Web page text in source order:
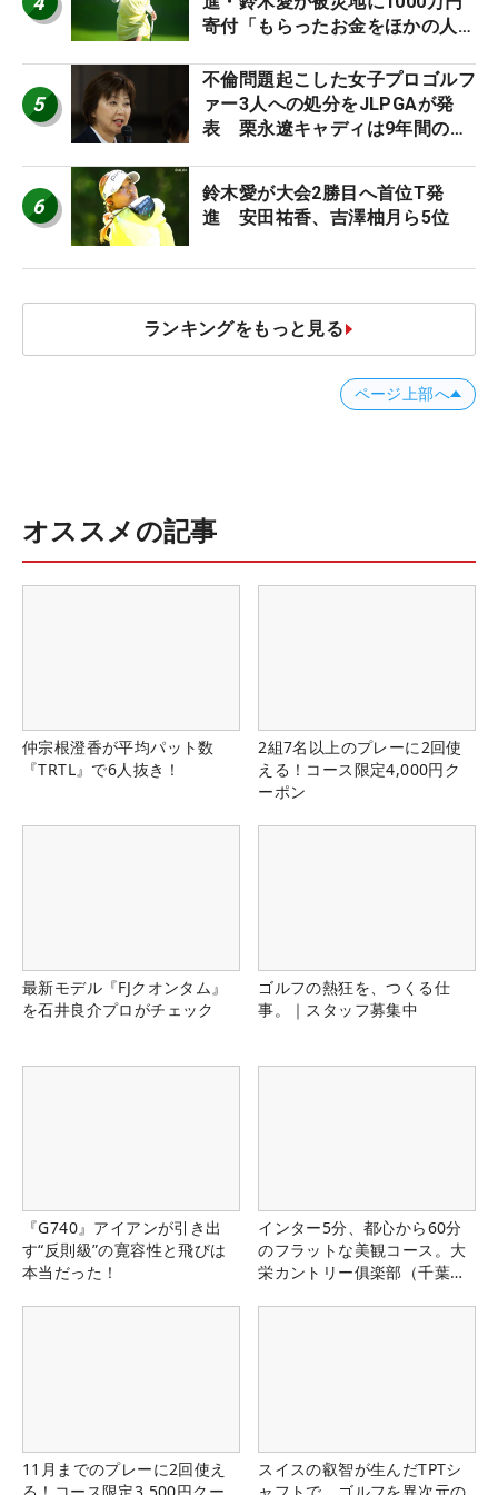
寄付「もらったお金をほかの人
5
不倫問題起こした女子プロゴルフ
ァー3人への処分をJLPGAが発
表 栗永遼キャディは9年間の立
6
鈴木愛が大会2勝目へ首位T発
進 安田祐香、吉澤柚月ら5位
ランキングをもっと見る
ページ上部へ
オススメの記事
仲宗根澄香が平均パット数
『TRTL』で6人抜き！
2組7名以上のプレーに2回使
える！コース限定4,000円ク
ーポン
最新モデル『FJクオンタム』
を石井良介プロがチェック
ゴルフの熱狂を、つくる仕
事。｜スタッフ募集中
『G740』アイアンが引き出
す“反則級”の寛容性と飛びは
本当だった！
インター5分、都心から60分
のフラットな美観コース。大
栄カントリー俱楽部（千葉
11月までのプレーに2回使え
る！コース限定3,500円クー
スイスの叡智が生んだTPTシ
ャフトで、ゴルフを異次元の